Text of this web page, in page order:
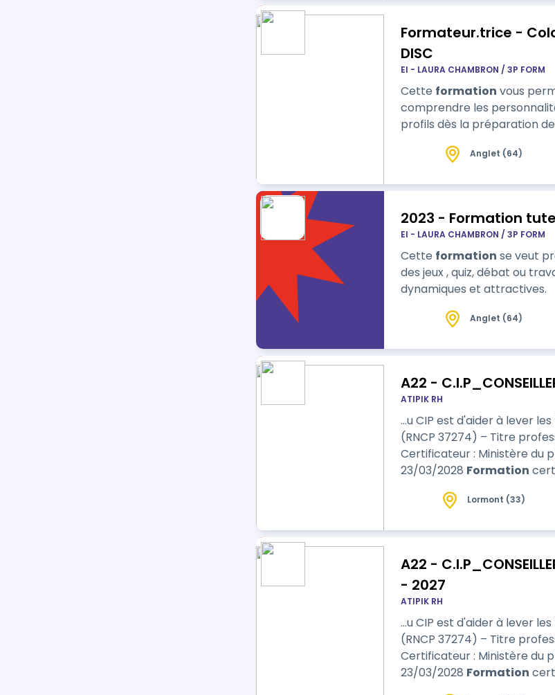
Formateur.trice -
DISC
EI - LAURA CHAMBRON / 3P FORM
Cette formation vous
comprendre les
profils dès la préparation
Anglet (64)
2023 - Formation
EI - LAURA CHAMBRON / 3P FORM
Cette formation se veut pratico-
des jeux , quiz, débat ou
dynamiques et attractives.
Anglet (64)
A22 -
ATIPIK RH
…u CIP est d'aider à lever les
(RNCP 37274) – Titre
Certificateur : Ministère du
23/03/2028 Formation
professionnel. Durée : 1102.00 heures : 693 heures de formation en centre, 21
Lormont (33)
A22 -
- 2027
ATIPIK RH
…u CIP est d'aider à lever les
(RNCP 37274) – Titre
Certificateur : Ministère du
23/03/2028 Formation